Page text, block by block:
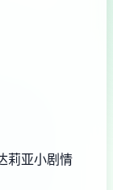
莉亚小剧情